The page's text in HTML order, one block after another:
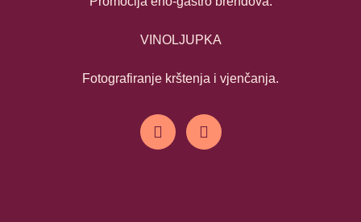
VINOLJUPKA
Fotografiranje krštenja i vjenčanja.